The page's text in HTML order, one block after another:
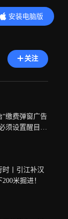
安装电脑版
内容更精彩
关注
“缴费弹窗广告
须设置醒目一
时丨引江补汉
米掘进！